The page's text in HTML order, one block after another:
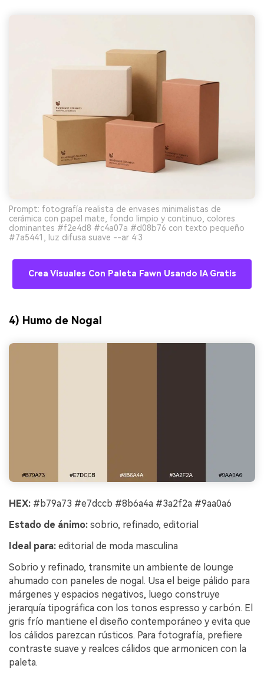
Prompt: fotografía realista de envases minimalistas de
cerámica con papel mate, fondo limpio y continuo, colores
dominantes #f2e4d8 #c4a07a #d08b76 con texto pequeño
#7a5441, luz difusa suave --ar 4:3
Crea Visuales Con Paleta Fawn Usando IA Gratis
4) Humo de Nogal
HEX: #b79a73 #e7dccb #8b6a4a #3a2f2a #9aa0a6
Estado de ánimo: sobrio, refinado, editorial
Ideal para: editorial de moda masculina
Sobrio y refinado, transmite un ambiente de lounge
ahumado con paneles de nogal. Usa el beige pálido para
márgenes y espacios negativos, luego construye
jerarquía tipográfica con los tonos espresso y carbón. El
gris frío mantiene el diseño contemporáneo y evita que
los cálidos parezcan rústicos. Para fotografía, prefiere
contraste suave y realces cálidos que armonicen con la
paleta.